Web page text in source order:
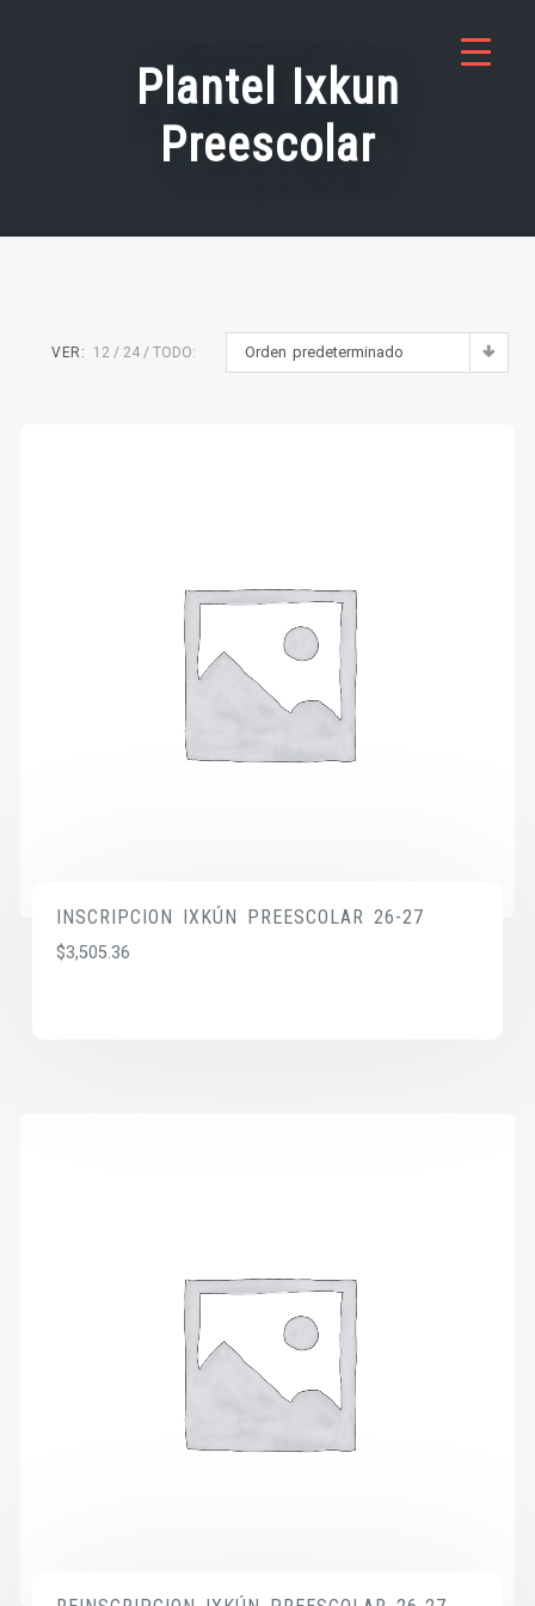
Plantel Ixkun
Preescolar
Orden predeterminado
VER: 12 24 TODO:
INSCRIPCION IXKÚN PREESCOLAR 26-27
$3,505.36